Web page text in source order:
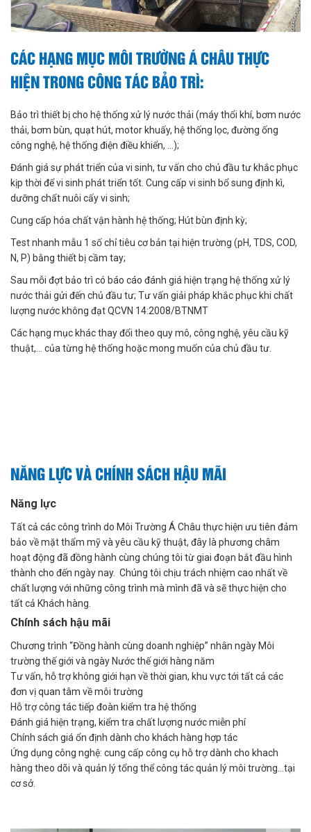
CÁC HẠNG MỤC MÔI TRƯỜNG Á CHÂU THỰC
HIỆN TRONG CÔNG TÁC BẢO TRÌ:
Bảo trì thiết bị cho hệ thống xử lý nước thải (máy thổi khí, bơm nước
thải, bơm bùn, quạt hút, motor khuấy, hệ thống lọc, đường ống
công nghệ, hệ thống điện điều khiển, ...);
Đánh giá sự phát triển của vi sinh, tư vấn cho chủ đầu tư khắc phục
kịp thời để vi sinh phát triển tốt. Cung cấp vi sinh bổ sung định kì,
dưỡng chất nuôi cấy vi sinh;
Cung cấp hóa chất vận hành hệ thống; Hút bùn định kỳ;
Test nhanh mẫu 1 số chỉ tiêu cơ bản tại hiện trường (pH, TDS, COD,
N, P) bằng thiết bị cầm tay;
Sau mỗi đợt bảo trì có báo cáo đánh giá hiện trạng hệ thống xử lý
nước thải gửi đến chủ đầu tư; Tư vấn giải pháp khắc phục khi chất
lượng nước không đạt QCVN 14:2008/BTNMT
Các hạng mục khác thay đổi theo quy mô, công nghệ, yêu cầu kỹ
thuật,… của từng hệ thống hoặc mong muốn của chủ đầu tư.
NĂNG LỰC VÀ CHÍNH SÁCH HẬU MÃI
Năng lực
Tất cả các công trình do Môi Trường Á Châu thực hiện ưu tiên đảm
bảo về mặt thẩm mỹ và yêu cầu kỹ thuật, đây là phương châm
hoạt động đã đồng hành cùng chúng tôi từ giai đoạn bắt đầu hình
thành cho đến ngày nay. Chúng tôi chịu trách nhiệm cao nhất về
chất lượng với những công trình mà mình đã và sẽ thực hiện cho
tất cả Khách hàng.
Chính sách hậu mãi
Chương trình “Đồng hành cùng doanh nghiệp” nhân ngày Môi
trường thế giới và ngày Nước thế giới hàng năm
Tư vấn, hỗ trợ không giới hạn về thời gian, khu vực tới tất cả các
đơn vị quan tâm về môi trường
Hỗ trợ công tác tiếp đoàn kiểm tra hệ thống
Đánh giá hiện trạng, kiểm tra chất lượng nước miễn phí
Chính sách giá ổn định dành cho khách hàng hợp tác
Ứng dụng công nghệ: cung cấp công cụ hỗ trợ dành cho khach
hàng theo dõi và quản lý tổng thể công tác quản lý môi trường…tại
cơ sở.